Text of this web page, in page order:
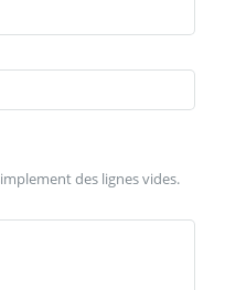
des lignes vides.